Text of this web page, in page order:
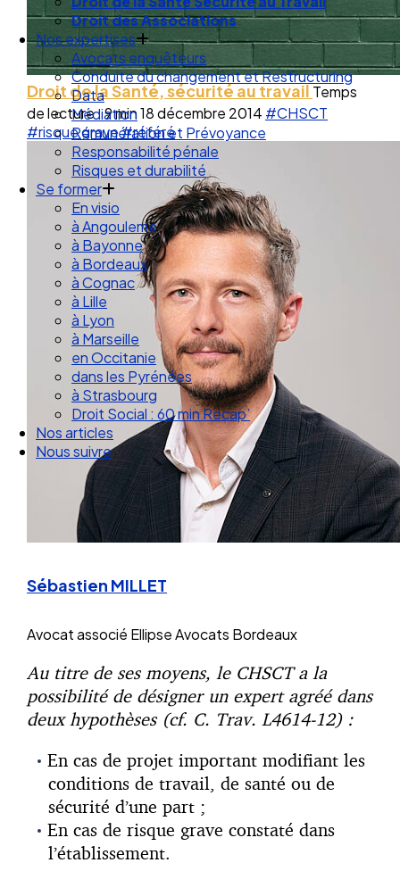
Droit des Associations
Nos expertises
Avocats enquêteurs
Conduite du changement et Restructuring
Data
Médiation
Rémunération et Prévoyance
Responsabilité pénale
Risques et durabilité
Se former
En visio
à Angouleme
à Bayonne
à Bordeaux
à Cognac
à Lille
à Lyon
à Marseille
en Occitanie
dans les Pyrénées
à Strasbourg
Droit Social : 60 min Recap’
Nos articles
Nous suivre
Droit de la Santé, sécurité au travailTemps
de lecture : 9 min18 décembre 2014 #CHSCT
#risque grave#référé
Sébastien MILLET
Avocat associé Ellipse Avocats Bordeaux
Au titre de ses moyens, le CHSCT a la
possibilité de désigner un expert agréé dans
deux hypothèses (cf. C. Trav. L4614-12) :
En cas de projet important modifiant les
conditions de travail, de santé ou de
sécurité d’une part ;
En cas de risque grave constaté dans
l’établissement.